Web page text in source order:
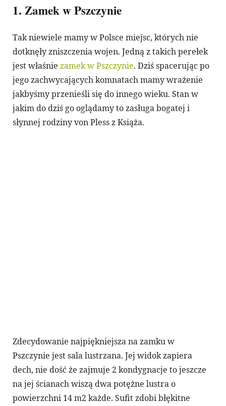
1. Zamek w Pszczynie
Tak niewiele mamy w Polsce miejsc, których nie
dotknęły zniszczenia wojen. Jedną z takich perełek
jest właśnie zamek w Pszczynie. Dziś spacerując po
jego zachwycających komnatach mamy wrażenie
jakbyśmy przenieśli się do innego wieku. Stan w
jakim do dziś go oglądamy to zasługa bogatej i
słynnej rodziny von Pless z Książa.
Zdecydowanie najpiękniejsza na zamku w
Pszczynie jest sala lustrzana. Jej widok zapiera
dech, nie dość że zajmuje 2 kondygnacje to jeszcze
na jej ścianach wiszą dwa potężne lustra o
powierzchni 14 m2 każde. Sufit zdobi błękitne